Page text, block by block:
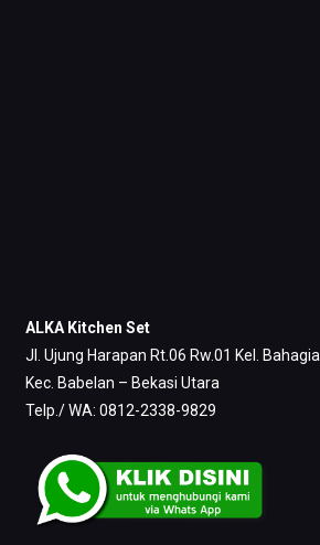
ALKA Kitchen Set
Jl. Ujung Harapan Rt.06 Rw.01 Kel. Bahagia
Kec. Babelan – Bekasi Utara
Telp./ WA: 0812-2338-9829